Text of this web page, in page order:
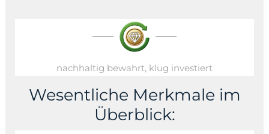
nachhaltig bewahrt, klug investiert
Wesentliche Merkmale im
Überblick: